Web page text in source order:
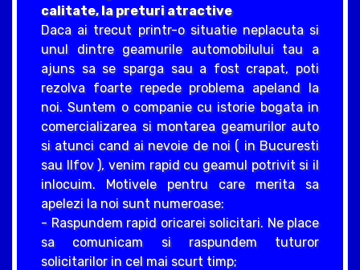
calitate, la preturi atractive
Daca ai trecut printr-o situatie neplacuta si
unul dintre geamurile automobilului tau a
ajuns sa se sparga sau a fost crapat, poti
rezolva foarte repede problema apeland la
noi. Suntem o companie cu istorie bogata in
comercializarea si montarea geamurilor auto
si atunci cand ai nevoie de noi ( in Bucuresti
sau Ilfov ), venim rapid cu geamul potrivit si il
inlocuim. Motivele pentru care merita sa
apelezi la noi sunt numeroase:
- Raspundem rapid oricarei solicitari. Ne place
sa comunicam si raspundem tuturor
solicitarilor in cel mai scurt timp;